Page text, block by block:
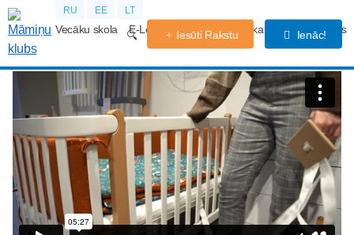
RU EE LT
Vecāku skola E-Lekcijas Grūtniecības kalendārs Forums
Iesūti Rakstu Ienāc!